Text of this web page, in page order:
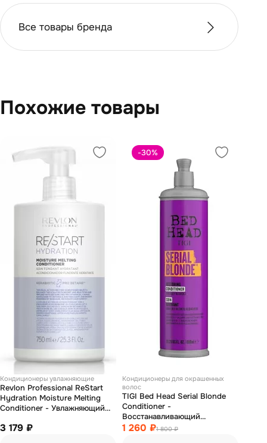
Все товары бренда
Похожие товары
Кондиционеры увлажняющие
Revlon Professional ReStart
Hydration Moisture Melting
Conditioner - Увлажняющий
3 179 ₽
-30%
Кондиционеры для окрашенных
волос
TIGI Bed Head Serial Blonde
Conditioner -
Bосстанавливающий
кондиционер для блондинок
1 260 ₽1 800 ₽